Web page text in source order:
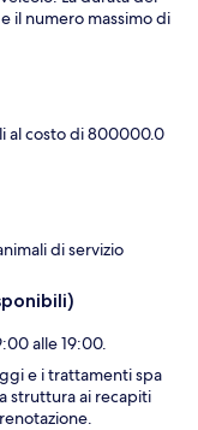
il numero massimo di
al costo di 800000.0
di servizio
alle 19:00.
e i trattamenti spa
struttura ai recapiti